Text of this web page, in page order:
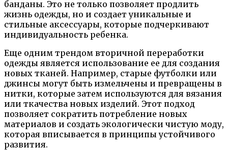
банданы. Это не только позволяет продлить
жизнь одежды, но и создает уникальные и
стильные аксессуары, которые подчеркивают
индивидуальность ребенка.
Еще одним трендом вторичной переработки
одежды является использование ее для создания
новых тканей. Например, старые футболки или
джинсы могут быть измельчены и превращены в
нитки, которые затем используются для вязания
или ткачества новых изделий. Этот подход
позволяет сократить потребление новых
материалов и создать экологически чистую моду,
которая вписывается в принципы устойчивого
развития.